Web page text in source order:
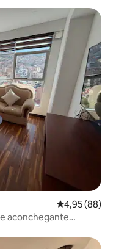
4,95 de uma
4,95 (88)
aconchegante